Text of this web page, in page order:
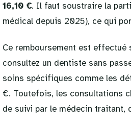
16,10 €. Il faut soustraire la
médical depuis 2025), ce qui
Ce remboursement est effectué
consultez un dentiste sans
soins spécifiques comme les
€. Toutefois, les consultations
de suivi par le médecin traitant,